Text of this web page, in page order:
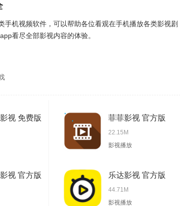
手机视频软件，可以帮助各位看观在手机播放各类影视剧
看尽全部影视内容的体验。
视 免费版 菲菲影视 官方版
22.15M
影视播放
视 官方版 乐达影视 官方版
44.71M
影视播放